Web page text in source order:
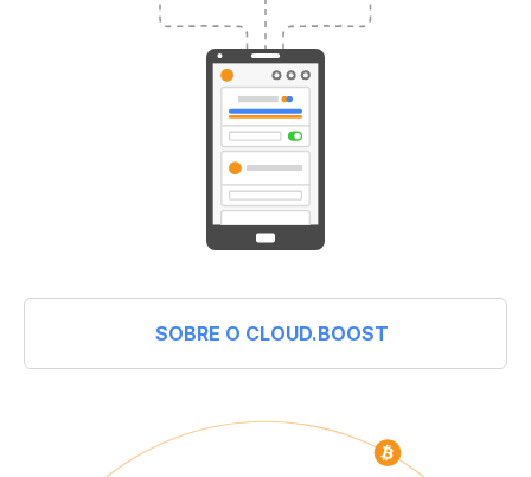
SOBRE O CLOUD.BOOST